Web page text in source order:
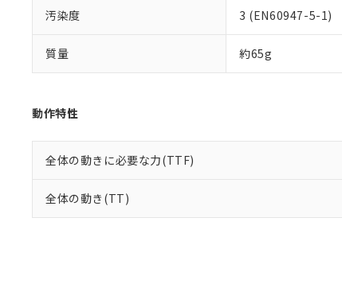
汚染度 3 (EN60947-5-1)
質量 約65g
動作特性
全体の動きに必要な力(TTF)
全体の動き(TT)